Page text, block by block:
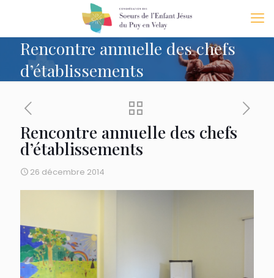
Rencontre annuelle des chefs
d’établissements
Rencontre annuelle des chefs
d’établissements
26 décembre 2014